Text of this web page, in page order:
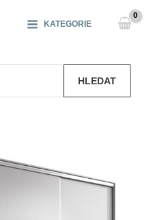
KATEGORIE
HLEDAT